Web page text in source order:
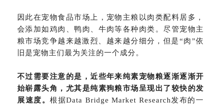
因此在宠物食品市场上，宠物主粮以肉类配料居多，
会添加如鸡肉、鸭肉、牛肉等各种肉类。尽管宠物主
粮市场竞争越来越激烈、越来越分细分，但是“肉”依
旧是宠物主们最为关注的一个成分。
不过需要注意的是，近些年来纯素宠物粮逐渐逐渐开
始崭露头角，尤其是纯素狗粮市场呈现出了较快的发
展速度。根据Data Bridge Market Research发布的一